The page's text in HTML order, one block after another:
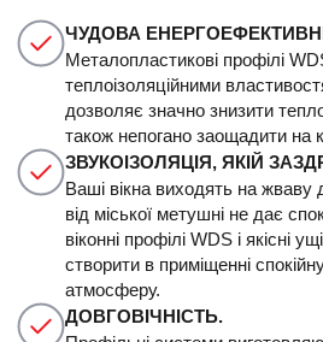
ЧУДОВА
Металопластикові профілі
теплоізоляційними
дозволяє значно знизити
також непогано заощадити на
ЗВУКОІЗОЛЯЦІЯ, ЯКІЙ
Ваші вікна виходять на жваву
від міської метушні не дає
віконні профілі WDS і якісні
створити в приміщенні
атмосферу.
ДОВГОВІЧНІСТЬ.